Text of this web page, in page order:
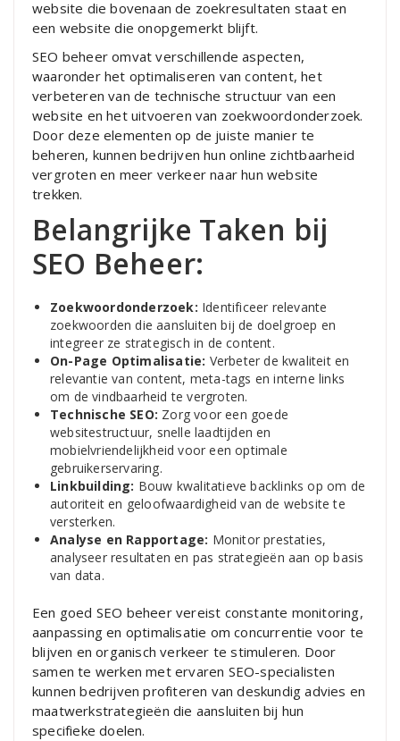
website die bovenaan de zoekresultaten staat en
een website die onopgemerkt blijft.
SEO beheer omvat verschillende aspecten,
waaronder het optimaliseren van content, het
verbeteren van de technische structuur van een
website en het uitvoeren van zoekwoordonderzoek.
Door deze elementen op de juiste manier te
beheren, kunnen bedrijven hun online zichtbaarheid
vergroten en meer verkeer naar hun website
trekken.
Belangrijke Taken bij
SEO Beheer:
Zoekwoordonderzoek: Identificeer relevante
zoekwoorden die aansluiten bij de doelgroep en
integreer ze strategisch in de content.
On-Page Optimalisatie: Verbeter de kwaliteit en
relevantie van content, meta-tags en interne links
om de vindbaarheid te vergroten.
Technische SEO: Zorg voor een goede
websitestructuur, snelle laadtijden en
mobielvriendelijkheid voor een optimale
gebruikerservaring.
Linkbuilding: Bouw kwalitatieve backlinks op om de
autoriteit en geloofwaardigheid van de website te
versterken.
Analyse en Rapportage: Monitor prestaties,
analyseer resultaten en pas strategieën aan op basis
van data.
Een goed SEO beheer vereist constante monitoring,
aanpassing en optimalisatie om concurrentie voor te
blijven en organisch verkeer te stimuleren. Door
samen te werken met ervaren SEO-specialisten
kunnen bedrijven profiteren van deskundig advies en
maatwerkstrategieën die aansluiten bij hun
specifieke doelen.